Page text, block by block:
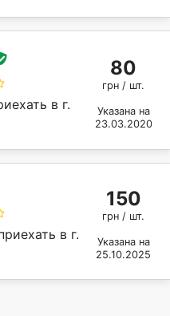
в г.
80
грн / шт.
Указана на
23.03.2020
в г.
150
грн / шт.
Указана на
25.10.2025